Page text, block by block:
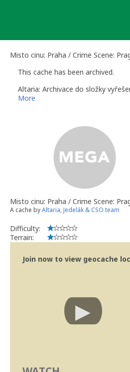
Misto cinu: Praha / Crime Scene:
This cache has been archived.
Altaria: Archivace do složky
More
Misto cinu: Praha / Crime Scene:
A cache byAltaria, Jedelák & CSO team
Difficulty:
Terrain:
Join now to view geocache